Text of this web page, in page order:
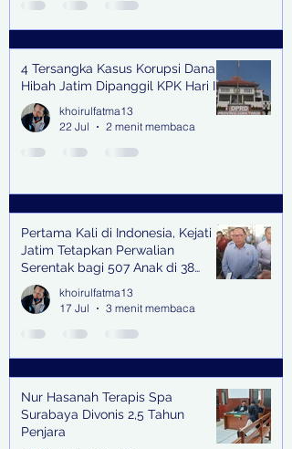
4 Tersangka Kasus Korupsi Dana
Hibah Jatim Dipanggil KPK Hari Ini
khoirulfatma13
22 Jul
2 menit membaca
Pertama Kali di Indonesia, Kejati
Jatim Tetapkan Perwalian
Serentak bagi 507 Anak di 38
Kabupaten & Kota
khoirulfatma13
17 Jul
3 menit membaca
Nur Hasanah Terapis Spa
Surabaya Divonis 2,5 Tahun
Penjara